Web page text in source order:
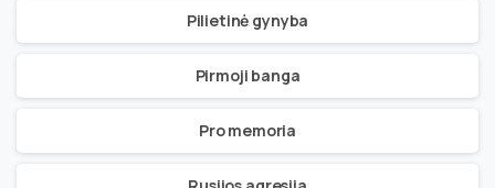
Pilietinė gynyba
Pirmoji banga
Pro memoria